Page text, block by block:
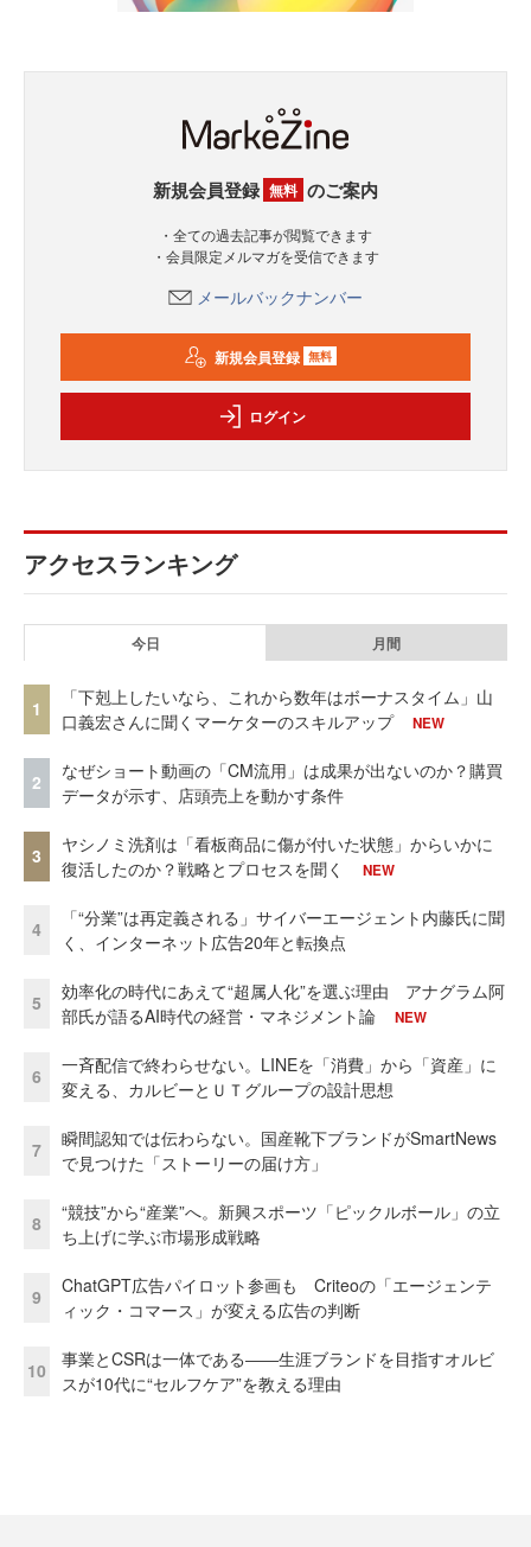
新規会員登録 無料 のご案内
・全ての過去記事が閲覧できます
・会員限定メルマガを受信できます
メールバックナンバー
新規会員登録 無料
ログイン
アクセスランキング
今日 月間
1
「下剋上したいなら、これから数年はボーナスタイム」山
口義宏さんに聞くマーケターのスキルアップ
NEW
2
なぜショート動画の「CM流用」は成果が出ないのか？購買
データが示す、店頭売上を動かす条件
3
ヤシノミ洗剤は「看板商品に傷が付いた状態」からいかに
復活したのか？戦略とプロセスを聞く
NEW
4
「“分業”は再定義される」サイバーエージェント内藤氏に聞
く、インターネット広告20年と転換点
5
効率化の時代にあえて“超属人化”を選ぶ理由 アナグラム阿
部氏が語るAI時代の経営・マネジメント論
NEW
6
一斉配信で終わらせない。LINEを「消費」から「資産」に
変える、カルビーとＵＴグループの設計思想
7
瞬間認知では伝わらない。国産靴下ブランドがSmartNews
で見つけた「ストーリーの届け方」
8
“競技”から“産業”へ。新興スポーツ「ピックルボール」の立
ち上げに学ぶ市場形成戦略
9
ChatGPT広告パイロット参画も Criteoの「エージェンテ
ィック・コマース」が変える広告の判断
10
事業とCSRは一体である――生涯ブランドを目指すオルビ
スが10代に“セルフケア”を教える理由